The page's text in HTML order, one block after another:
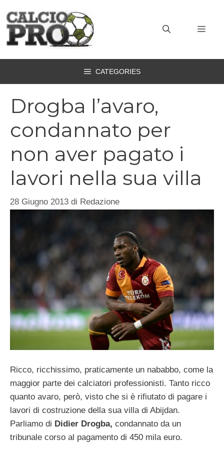
contenuto
CATEGORIES
Drogba l’avaro,
condannato per
non aver pagato i
lavori nella sua villa
28 Giugno 2013 di Redazione
Ricco, ricchissimo, praticamente un nababbo, come la
maggior parte dei calciatori professionisti. Tanto ricco
quanto avaro, però, visto che si è rifiutato di pagare i
lavori di costruzione della sua villa di Abijdan.
Parliamo di Didier Drogba, condannato da un
tribunale corso al pagamento di 450 mila euro.